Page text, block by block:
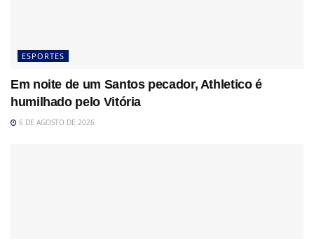
ESPORTES
Em noite de um Santos pecador, Athletico é
humilhado pelo Vitória
6 DE AGOSTO DE 2026